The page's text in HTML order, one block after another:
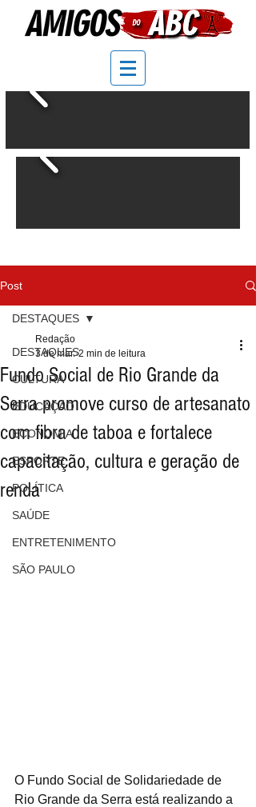
Post
DESTAQUES
CULTURA
EDUCAÇÃO
ECONOMIA
ESPORTE
POLÍTICA
SAÚDE
ENTRETENIMENTO
SÃO PAULO
DESTAQUES
Fundo Social de Rio Grande da
Serra promove curso de artesanato
com fibra de taboa e fortalece
capacitação, cultura e geração de
renda
Redação
3 de mar. 2 min de leitura
O Fundo Social de Solidariedade de
Rio Grande da Serra está realizando a